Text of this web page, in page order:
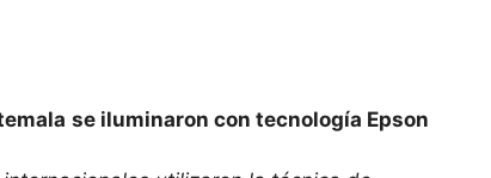
se iluminaron con tecnología Epson